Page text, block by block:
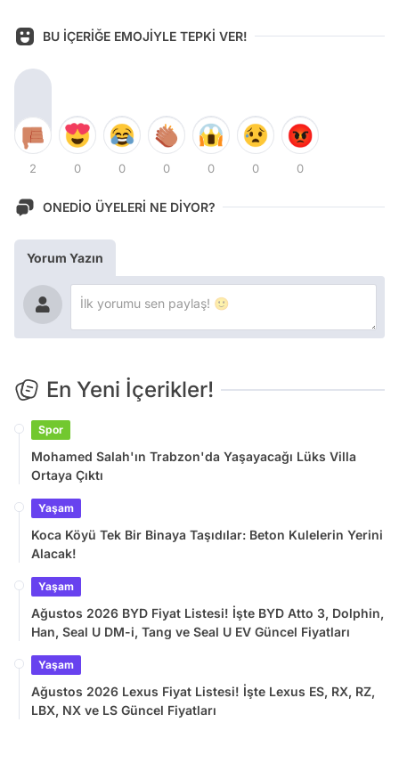
BU İÇERİĞE EMOJİYLE TEPKİ VER!
2 0 0 0 0 0 0
ONEDİO ÜYELERİ NE DİYOR?
Yorum Yazın
En Yeni İçerikler!
Spor
Mohamed Salah'ın Trabzon'da Yaşayacağı Lüks Villa
Ortaya Çıktı
Yaşam
Koca Köyü Tek Bir Binaya Taşıdılar: Beton Kulelerin Yerini
Alacak!
Yaşam
Ağustos 2026 BYD Fiyat Listesi! İşte BYD Atto 3, Dolphin,
Han, Seal U DM-i, Tang ve Seal U EV Güncel Fiyatları
Yaşam
Ağustos 2026 Lexus Fiyat Listesi! İşte Lexus ES, RX, RZ,
LBX, NX ve LS Güncel Fiyatları